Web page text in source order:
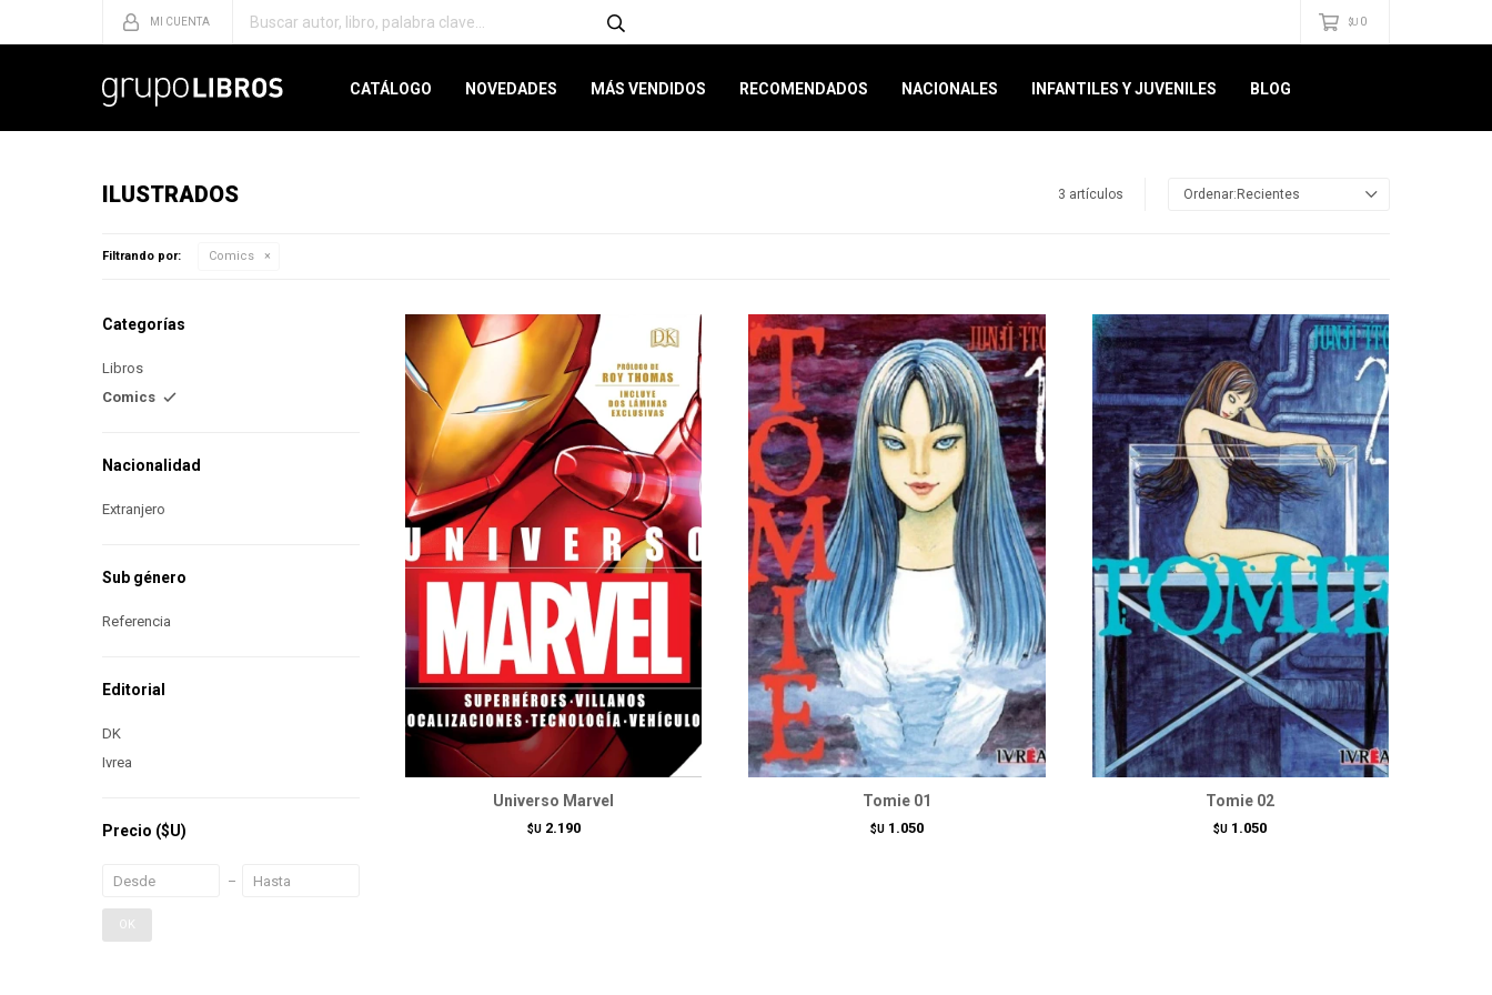
CATÁLOGO NOVEDADES MÁS VENDIDOS RECOMENDADOS NACIONALES INFANTILES Y JUVENILES BLOG
$U 0
ILUSTRADOS 3 artículos Recientes
Filtrando por: Comics
Universo Marvel
$U 2.190
Tomie 01
$U 1.050
Tomie 02
$U 1.050
Categorías
Libros
Comics
Nacionalidad
Extranjero
Sub género
Referencia
Editorial
DK
Ivrea
Precio ($U)
OK